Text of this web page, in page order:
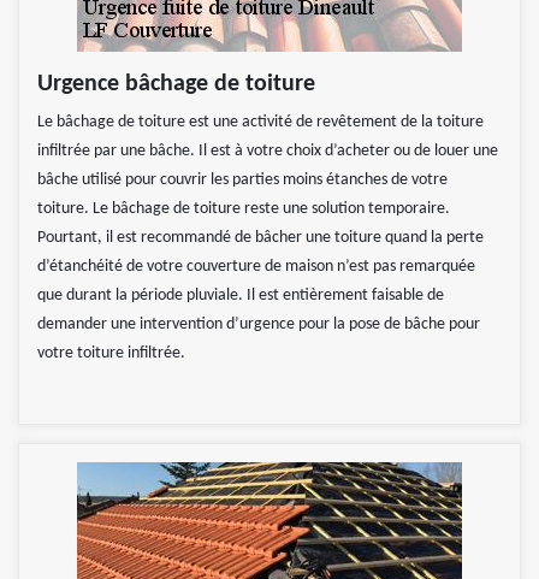
Urgence bâchage de toiture
Le bâchage de toiture est une activité de revêtement de la toiture
infiltrée par une bâche. Il est à votre choix d’acheter ou de louer une
bâche utilisé pour couvrir les parties moins étanches de votre
toiture. Le bâchage de toiture reste une solution temporaire.
Pourtant, il est recommandé de bâcher une toiture quand la perte
d’étanchéité de votre couverture de maison n’est pas remarquée
que durant la période pluviale. Il est entièrement faisable de
demander une intervention d’urgence pour la pose de bâche pour
votre toiture infiltrée.